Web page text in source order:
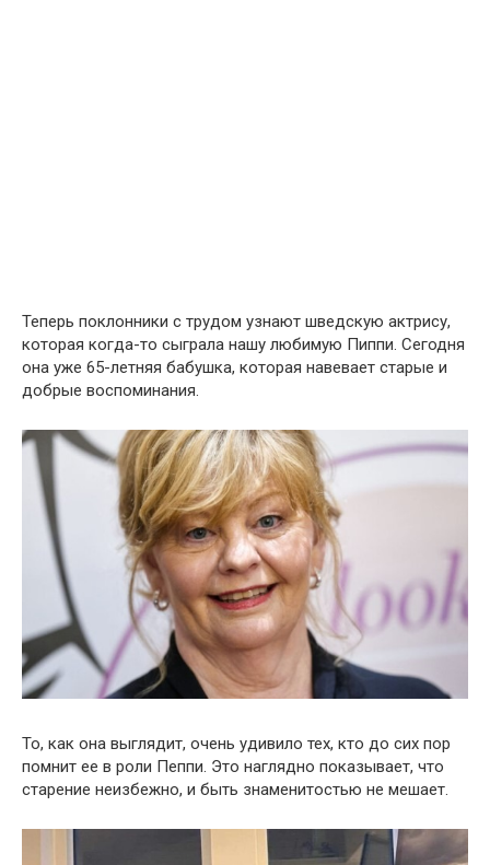
Теперь поклонники с трудом узнают шведскую актрису,
которая когда-то сыграла нашу любимую Пиппи. Сегодня
она уже 65-летняя бабушка, которая навевает старые и
добрые воспоминания.
То, как она выглядит, очень удивило тех, кто до сих пор
помнит ее в роли Пеппи. Это наглядно показывает, что
старение неизбежно, и быть знаменитостью не мешает.